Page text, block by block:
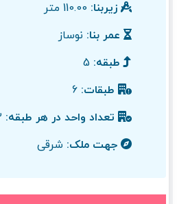
زیربنا:
عمر بنا: نوساز
طبقه:
طبقات:
تعداد واحد در هر طبقه:
جهت ملک: شرقی